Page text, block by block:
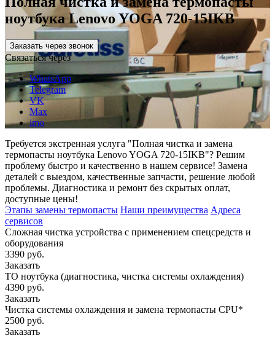
ноутбука Lenovo YOGA 720-15IKB
Заказать через звонок
Связаться через
WhatsApp
Telegram
VK
Max
imo
Требуется экстренная услуга "Полная чистка и замена
термопасты ноутбука Lenovo YOGA 720-15IKB"? Решим
проблему быстро и качественно в нашем сервисе! Замена
деталей с выездом, качественные запчасти, решение любой
проблемы. Диагностика и ремонт без скрытых оплат,
доступные цены!
Этапы замены термопасты Наши преимущества Адреса
сервисов
Сложная чистка устройства с применением спецсредств и
оборудования
3390 руб.
Заказать
ТО ноутбука (диагностика, чистка системы охлаждения)
4390 руб.
Заказать
Чистка системы охлаждения и замена термопасты CPU*
2500 руб.
Заказать